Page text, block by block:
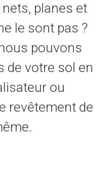
planes et
le sont pas ?
pouvons
de votre sol en
ou
revêtement de